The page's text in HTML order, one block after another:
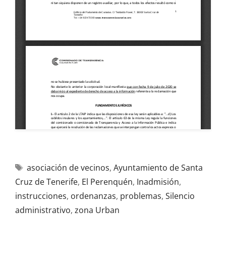
asociación de vecinos, Ayuntamiento de Santa
Cruz de Tenerife, El Perenquén, Inadmisión,
instrucciones, ordenanzas, problemas, Silencio
administrativo, zona Urban